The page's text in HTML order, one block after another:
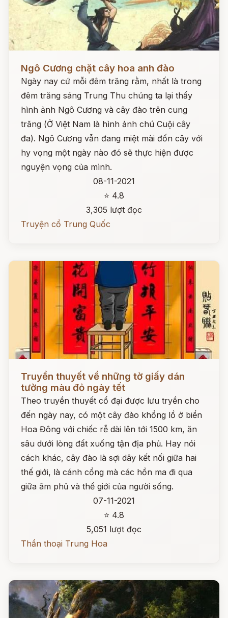
Ngô Cương chặt cây hoa anh đào
Ngày nay cứ mỗi đêm trăng rằm, nhất là trong
đêm trăng sáng Trung Thu chúng ta lại thấy
hình ảnh Ngô Cương và cây đào trên cung
trăng (Ở Việt Nam là hình ảnh chú Cuội cây
đa). Ngô Cương vẫn đang miệt mài đốn cây với
hy vọng một ngày nào đó sẽ thực hiện được
nguyện vọng của mình.
08-11-2021
⭐ 4.8
3,305 lượt đọc
Truyện cổ Trung Quốc
Đọc ngay
Truyền thuyết về những tờ giấy dán
tường màu đỏ ngày tết
Theo truyền thuyết cổ đại được lưu tryền cho
đến ngày nay, có một cây đào khổng lồ ở biển
Hoa Đông với chiếc rễ dài lên tới 1500 km, ăn
sâu dưới lòng đất xuống tận địa phủ. Hay nói
cách khác, cây đào là sợi dây kết nối giữa hai
thế giới, là cánh cổng mà các hồn ma đi qua
giữa âm phủ và thế giới của người sống.
07-11-2021
⭐ 4.8
5,051 lượt đọc
Thần thoại Trung Hoa